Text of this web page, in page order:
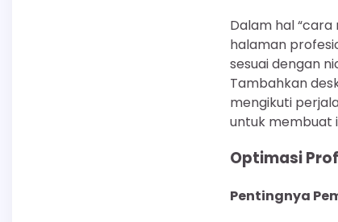
Dalam hal
halaman
sesuai dengan
Tambahkan
mengikuti
untuk membuat
Optimasi
Pentingnya